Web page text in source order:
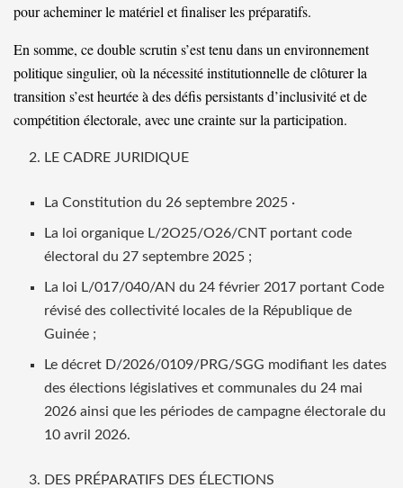
pour acheminer le matériel et finaliser les préparatifs.
En somme, ce double scrutin s’est tenu dans un environnement
politique singulier, où la nécessité institutionnelle de clôturer la
transition s’est heurtée à des défis persistants d’inclusivité et de
compétition électorale, avec une crainte sur la participation.
LE CADRE JURIDIQUE
La Constitution du 26 septembre 2025 ·
La loi organique L/2O25/O26/CNT portant code
électoral du 27 septembre 2025 ;
La loi L/017/040/AN du 24 février 2017 portant Code
révisé des collectivité locales de la République de
Guinée ;
Le décret D/2026/0109/PRG/SGG modifiant les dates
des élections législatives et communales du 24 mai
2026 ainsi que les périodes de campagne électorale du
10 avril 2026.
DES PRÉPARATIFS DES ÉLECTIONS